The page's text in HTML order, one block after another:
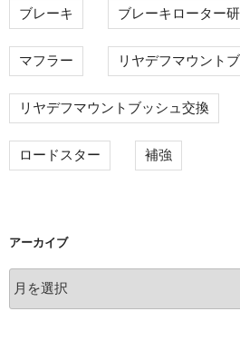
ブレーキ ブレーキローター
マフラー リヤデフマウント
リヤデフマウントブッシュ交換
ロードスター 補強
アーカイブ
ー